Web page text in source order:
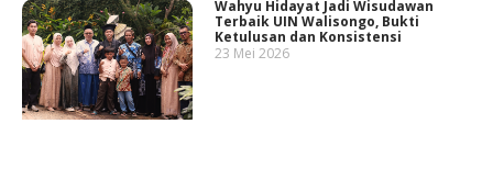
Wahyu Hidayat Jadi Wisudawan
Terbaik UIN Walisongo, Bukti
Ketulusan dan Konsistensi
23 Mei 2026